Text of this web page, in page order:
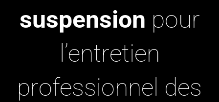
suspension pour
l’entretien
professionnel des